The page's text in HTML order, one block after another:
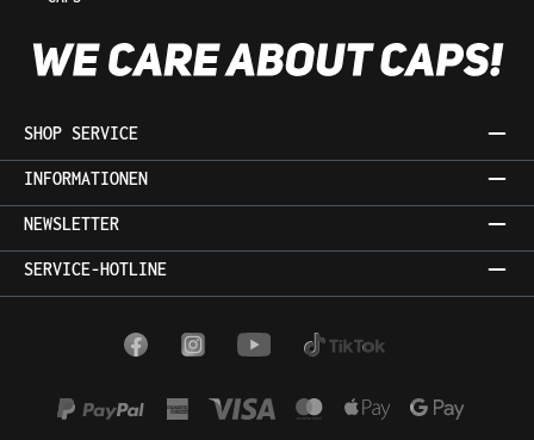
SHOP SERVICE
INFORMATIONEN
NEWSLETTER
SERVICE-HOTLINE